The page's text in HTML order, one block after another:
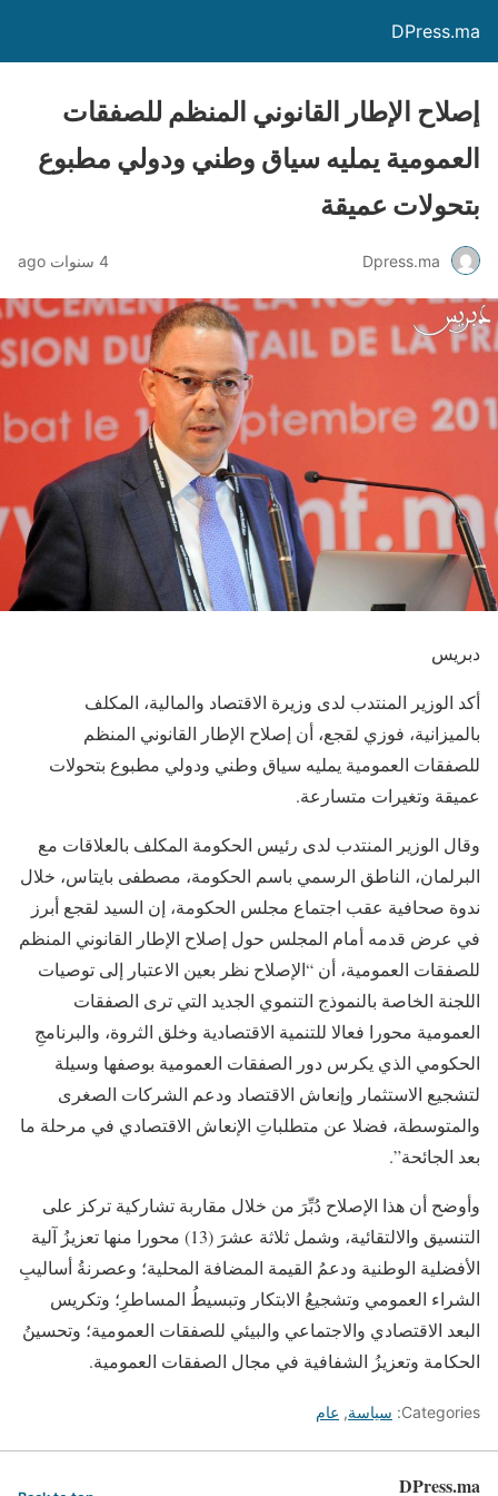
DPress.ma
إصلاح الإطار القانوني المنظم للصفقات
العمومية يمليه سياق وطني ودولي مطبوع
بتحولات عميقة
Dpress.ma 4 سنوات ago
دبريس
أكد الوزير المنتدب لدى وزيرة الاقتصاد والمالية، المكلف
بالميزانية، فوزي لقجع، أن إصلاح الإطار القانوني المنظم
للصفقات العمومية يمليه سياق وطني ودولي مطبوع بتحولات
عميقة وتغيرات متسارعة.
وقال الوزير المنتدب لدى رئيس الحكومة المكلف بالعلاقات مع
البرلمان، الناطق الرسمي باسم الحكومة، مصطفى بايتاس، خلال
ندوة صحافية عقب اجتماع مجلس الحكومة، إن السيد لقجع أبرز
في عرض قدمه أمام المجلس حول إصلاح الإطار القانوني المنظم
للصفقات العمومية، أن “الإصلاح نظر بعين الاعتبار إلى توصيات
اللجنة الخاصة بالنموذج التنموي الجديد التي ترى الصفقات
العمومية محورا فعالا للتنمية الاقتصادية وخلق الثروة، والبرنامجِ
الحكومي الذي يكرس دور الصفقات العمومية بوصفها وسيلة
لتشجيع الاستثمار وإنعاش الاقتصاد ودعم الشركات الصغرى
والمتوسطة، فضلا عن متطلباتِ الإنعاش الاقتصادي في مرحلة ما
بعد الجائحة”.
وأوضح أن هذا الإصلاح دُبِّرَ من خلال مقاربة تشاركية تركز على
التنسيق والالتقائية، وشمل ثلاثة عشرَ (13) محورا منها تعزيزُ آلية
الأفضلية الوطنية ودعمُ القيمة المضافة المحلية؛ وعصرنةُ أساليبِ
الشراء العمومي وتشجيعُ الابتكار وتبسيطُ المساطرِ؛ وتكريس
البعد الاقتصادي والاجتماعي والبيئي للصفقات العمومية؛ وتحسينُ
الحكامة وتعزيزُ الشفافية في مجال الصفقات العمومية.
Categories: سياسة, عام
DPress.ma